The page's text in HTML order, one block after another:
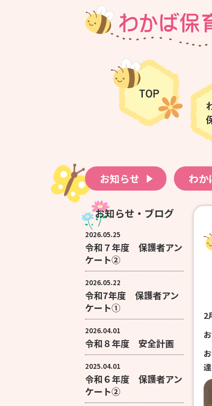
お知らせ わか
お知らせ・ブログ
2026.05.25
令和７年度 保護者アン
ケート②
2026.05.22
令和7年度 保護者アン
ケート①
2026.04.01
令和８年度 安全計画
2025.04.01
令和６年度 保護者アン
ケート②
2